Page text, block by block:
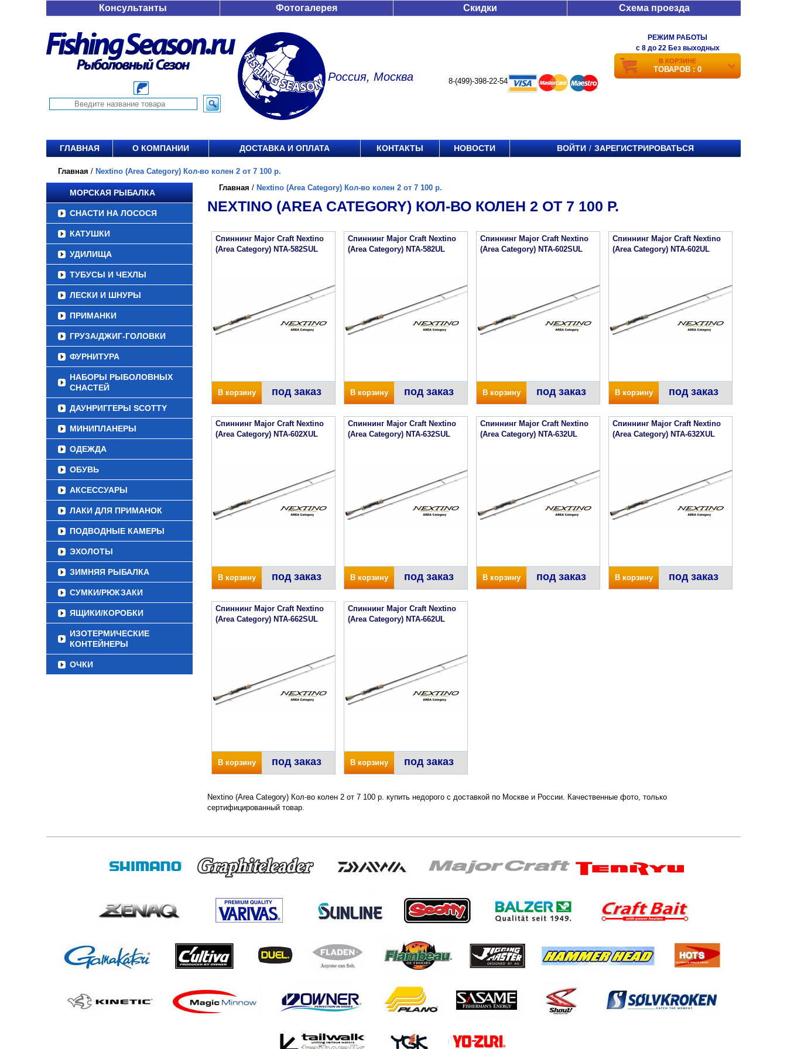
Консультанты Фотогалерея Скидки Схема проезда
Россия, Москва 8-(499)-398-22-54
РЕЖИМ РАБОТЫ
c 8 до 22 Без выходных
В КОРЗИНЕ
ТОВАРОВ : 0
ГЛАВНАЯ О КОМПАНИИ ДОСТАВКА И ОПЛАТА КОНТАКТЫ НОВОСТИ ВОЙТИ / ЗАРЕГИСТРИРОВАТЬСЯ
Главная / Nextino (Area Category) Кол-во колен 2 от 7 100 р.
МОРСКАЯ РЫБАЛКА
СНАСТИ НА ЛОСОСЯ
КАТУШКИ
УДИЛИЩА
ТУБУСЫ И ЧЕХЛЫ
ЛЕСКИ И ШНУРЫ
ПРИМАНКИ
ГРУЗА/ДЖИГ-ГОЛОВКИ
ФУРНИТУРА
НАБОРЫ РЫБОЛОВНЫХ
СНАСТЕЙ
ДАУНРИГГЕРЫ SCOTTY
МИНИПЛАНЕРЫ
ОДЕЖДА
ОБУВЬ
АКСЕССУАРЫ
ЛАКИ ДЛЯ ПРИМАНОК
ПОДВОДНЫЕ КАМЕРЫ
ЭХОЛОТЫ
ЗИМНЯЯ РЫБАЛКА
СУМКИ/РЮКЗАКИ
ЯЩИКИ/КОРОБКИ
ИЗОТЕРМИЧЕСКИЕ
КОНТЕЙНЕРЫ
ОЧКИ
Главная / Nextino (Area Category) Кол-во колен 2 от 7 100 р.
NEXTINO (AREA CATEGORY) КОЛ-ВО КОЛЕН 2 ОТ 7 100 Р.
Спиннинг Major Craft Nextino
(Area Category) NTA-582SUL
В корзину под заказ
Спиннинг Major Craft Nextino
(Area Category) NTA-582UL
В корзину под заказ
Спиннинг Major Craft Nextino
(Area Category) NTA-602SUL
В корзину под заказ
Спиннинг Major Craft Nextino
(Area Category) NTA-602UL
В корзину под заказ
Спиннинг Major Craft Nextino
(Area Category) NTA-602XUL
В корзину под заказ
Спиннинг Major Craft Nextino
(Area Category) NTA-632SUL
В корзину под заказ
Спиннинг Major Craft Nextino
(Area Category) NTA-632UL
В корзину под заказ
Спиннинг Major Craft Nextino
(Area Category) NTA-632XUL
В корзину под заказ
Спиннинг Major Craft Nextino
(Area Category) NTA-662SUL
В корзину под заказ
Спиннинг Major Craft Nextino
(Area Category) NTA-662UL
В корзину под заказ
Nextino (Area Category) Кол-во колен 2 от 7 100 р. купить недорого с доставкой по Москве и России. Качественные фото, только
сертифицированный товар.